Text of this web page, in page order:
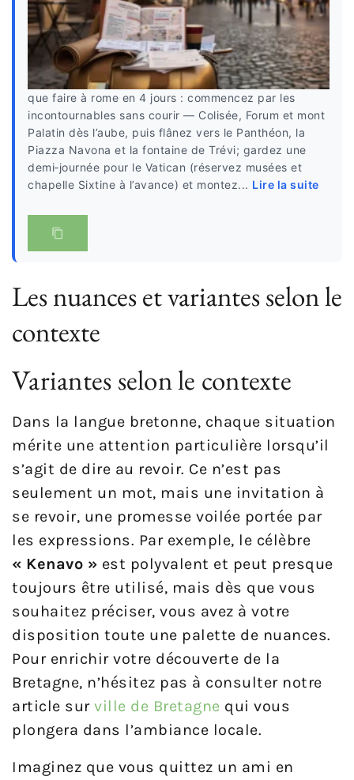
que faire à rome en 4 jours : commencez par les
incontournables sans courir — Colisée, Forum et mont
Palatin dès l’aube, puis flânez vers le Panthéon, la
Piazza Navona et la fontaine de Trévi; gardez une
demi‑journée pour le Vatican (réservez musées et
chapelle Sixtine à l’avance) et montez... Lire la suite
Les nuances et variantes selon le
contexte
Variantes selon le contexte
Dans la langue bretonne, chaque situation
mérite une attention particulière lorsqu’il
s’agit de dire au revoir. Ce n’est pas
seulement un mot, mais une invitation à
se revoir, une promesse voilée portée par
les expressions. Par exemple, le célèbre
« Kenavo » est polyvalent et peut presque
toujours être utilisé, mais dès que vous
souhaitez préciser, vous avez à votre
disposition toute une palette de nuances.
Pour enrichir votre découverte de la
Bretagne, n’hésitez pas à consulter notre
article sur ville de Bretagne qui vous
plongera dans l’ambiance locale.
Imaginez que vous quittez un ami en